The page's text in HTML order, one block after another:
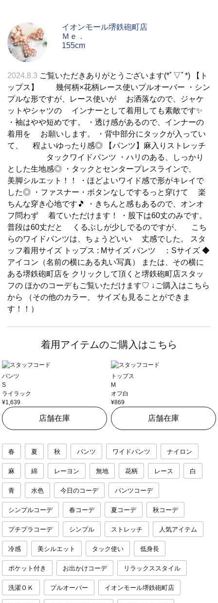
イオンモール堺鉄砲町店
Ｍｅ．
155cm
2024.8.3 ご覧いただきありがとうございます(*ﾟ▽ﾟ*) 【ト
ップス】 幾何柄×花柄レース使いプルオーバー ・シン
プルな形ですが、レース使いが お洒落なので、ジャケ
ットやシャツの インナーとして着用しても素敵です✨
・袖はやや短めです。 ・透け感があるので、インナーの
着用を お願いします。 ・背中部分にタックが入ってい
て、 程よいゆったり感◎ 【パンツ】麻入りストレッチ
タックワイドパンツ ・ハリのある、しっかり
とした生地感◎ ・タックとセンタープレスラインで、
美脚シルエット！！ ・ほどよいワイド感で形がキレイで
した◎ ・ファスナー・ボタンなしでするっと穿けて 楽
ちんな穿き心地です🎵 ・きちんと感もあるので、オンオ
フ問わず 着ていただけます！ ・股下は60丈のみです。
普段は60丈だと くるぶしが少しでるのですが、 こち
らのワイドパンツは、ちょうどいい 丈感でした。 スタ
ッフ着用サイズ トップス : Mサイズ パンツ ：Sサイズ ◆
アイコン（名前の横にある丸い写真） または、その横に
ある堺鉄砲町店を クリックして頂くと堺鉄砲町店スタッ
フの ほかのコーデもご覧いただけます♡ ↓ご購入はこちら
から （その他のカラー、 サイズも見ることができま
す！！）
着用アイテムのご購入はこちら
パンツ
S
ライラック
¥1,639
店舗在庫
トップス
M
オフ白
¥869
店舗在庫
春 夏 秋 パンツ ワイドパンツ ナイロン
麻 綿 レーヨン 無地 花柄 レース 白
青 水色 今日のコーデ パンツコーデ
シンプルコーデ 春コーデ 夏コーデ 秋コーデ
プチプラコーデ シンプル ストレッチ 人気アイテム
冷感 美シルエット タック使い 低身長
ポケット付き お出かけコーデ リラックススタイル
洗濯ＯＫ プルオーバー イオンモール堺鉄砲町店